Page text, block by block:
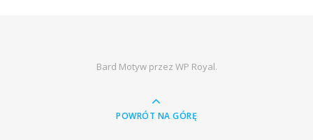
Bard Motyw przez WP Royal.
POWRÓT NA GÓRĘ